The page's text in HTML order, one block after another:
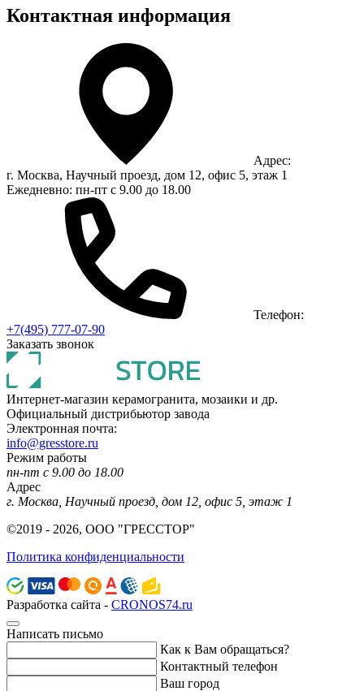
Контактная информация
Адрес:
г. Москва, Научный проезд, дом 12, офис 5, этаж 1
Ежедневно: пн-пт с 9.00 до 18.00
Телефон:
+7(495) 777-07-90
Заказать звонок
Интернет-магазин керамогранита, мозаики и др.
Официальный дистрибьютор завода
Электронная почта:
info@gresstore.ru
Режим работы
пн-пт с 9.00 до 18.00
Адрес
г. Москва, Научный проезд, дом 12, офис 5, этаж 1
©2019 - 2026, ООО "ГРЕССТОР"
Политика конфиденциальности
Разработка сайта - CRONOS74.ru
Написать письмо
Как к Вам обращаться?
Контактный телефон
Ваш город